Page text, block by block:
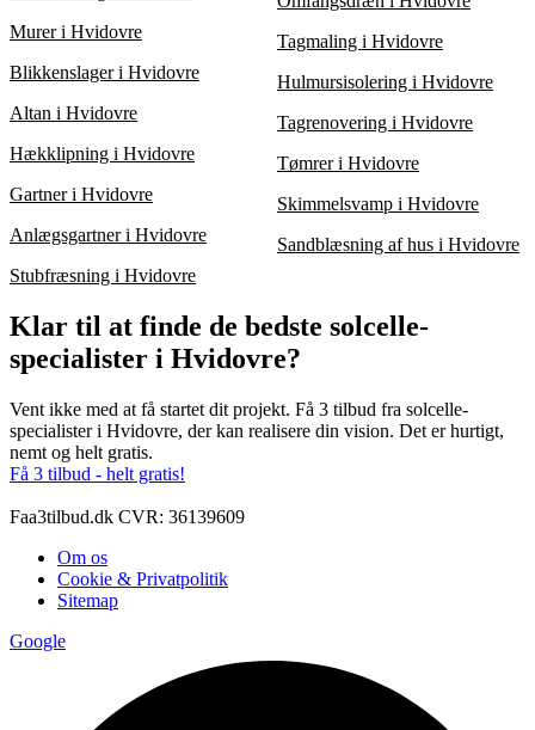
Murer i Hvidovre
Blikkenslager i Hvidovre
Altan i Hvidovre
Hækklipning i Hvidovre
Gartner i Hvidovre
Anlægsgartner i Hvidovre
Stubfræsning i Hvidovre
Tagmaling i Hvidovre
Hulmursisolering i Hvidovre
Tagrenovering i Hvidovre
Tømrer i Hvidovre
Skimmelsvamp i Hvidovre
Sandblæsning af hus i Hvidovre
Klar til at finde de bedste solcelle-
specialister i Hvidovre?
Vent ikke med at få startet dit projekt. Få 3 tilbud fra solcelle-
specialister i Hvidovre, der kan realisere din vision. Det er hurtigt,
nemt og helt gratis.
Få 3 tilbud - helt gratis!
Faa3tilbud.dk CVR: 36139609
Om os
Cookie & Privatpolitik
Sitemap
Google